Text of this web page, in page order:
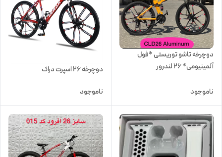
دوچرخه تاشو توریستی *فول
آلمینیومی* ۲۶ لندرور
ناموجود
دوچرخه ۲۶ اسپرت دراک
ناموجود